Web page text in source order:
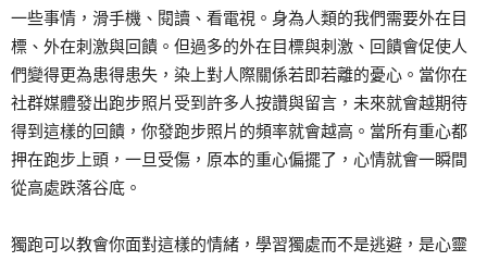
一些事情，滑手機、閱讀、看電視。身為人類的我們需要外在目
標、外在刺激與回饋。但過多的外在目標與刺激、回饋會促使人
們變得更為患得患失，染上對人際關係若即若離的憂心。當你在
社群媒體發出跑步照片受到許多人按讚與留言，未來就會越期待
得到這樣的回饋，你發跑步照片的頻率就會越高。當所有重心都
押在跑步上頭，一旦受傷，原本的重心偏擺了，心情就會一瞬間
從高處跌落谷底。
獨跑可以教會你面對這樣的情緒，學習獨處而不是逃避，是心靈